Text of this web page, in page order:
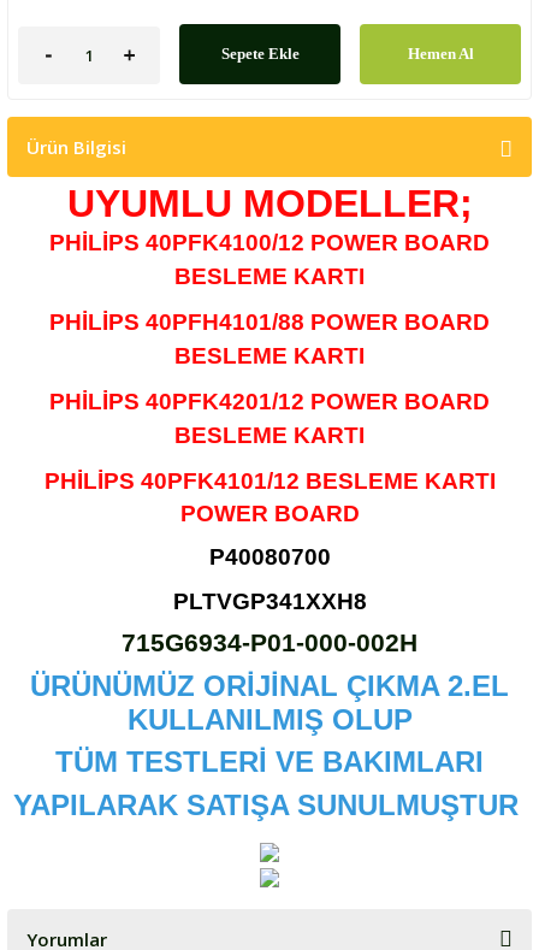
Sepete Ekle Hemen Al
Ürün Bilgisi
UYUMLU MODELLER;
PHİLİPS 40PFK4100/12 POWER BOARD
BESLEME KARTI
PHİLİPS 40PFH4101/88 POWER BOARD
BESLEME KARTI
PHİLİPS 40PFK4201/12 POWER BOARD
BESLEME KARTI
PHİLİPS 40PFK4101/12 BESLEME KARTI
POWER BOARD
P40080700
PLTVGP341XXH8
715G6934-P01-000-002H
ÜRÜNÜMÜZ ORİJİNAL ÇIKMA 2.EL
KULLANILMIŞ OLUP
TÜM TESTLERİ VE BAKIMLARI
YAPILARAK SATIŞA SUNULMUŞTUR
Yorumlar